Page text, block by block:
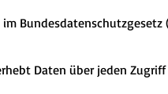
Bundesdatenschutzgesetz
Daten über jeden